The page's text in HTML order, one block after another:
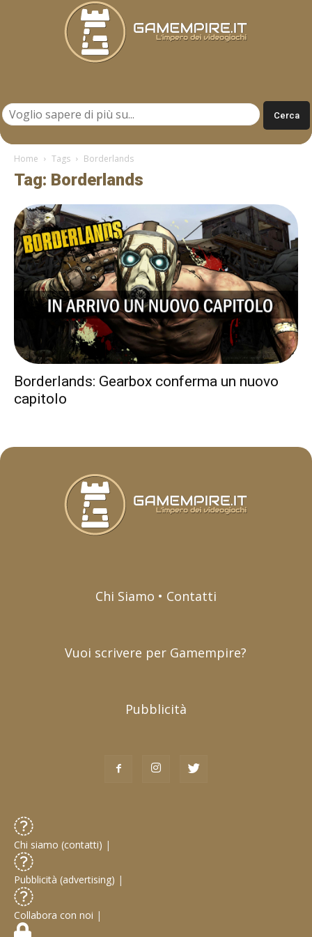
Home Tags Borderlands
Tag: Borderlands
Borderlands: Gearbox conferma un nuovo
capitolo
Chi Siamo • Contatti
Vuoi scrivere per Gamempire?
Pubblicità
Chi siamo (contatti) |
Pubblicità (advertising) |
Collabora con noi |